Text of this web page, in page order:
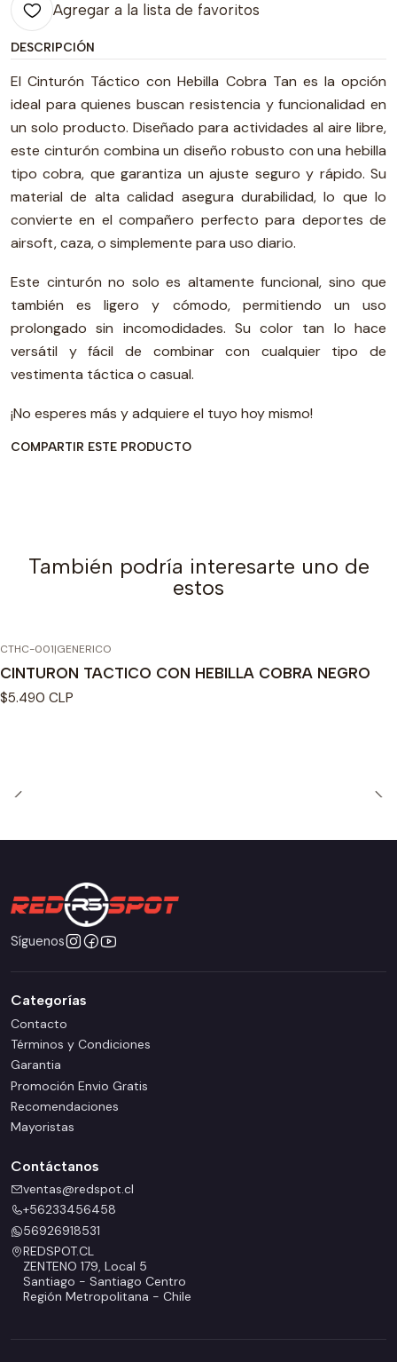
Agregar a la lista de favoritos
DESCRIPCIÓN
El Cinturón Táctico con Hebilla Cobra Tan es la opción
ideal para quienes buscan resistencia y funcionalidad en
un solo producto. Diseñado para actividades al aire libre,
este cinturón combina un diseño robusto con una hebilla
tipo cobra, que garantiza un ajuste seguro y rápido. Su
material de alta calidad asegura durabilidad, lo que lo
convierte en el compañero perfecto para deportes de
airsoft, caza, o simplemente para uso diario.
Este cinturón no solo es altamente funcional, sino que
también es ligero y cómodo, permitiendo un uso
prolongado sin incomodidades. Su color tan lo hace
versátil y fácil de combinar con cualquier tipo de
vestimenta táctica o casual.
¡No esperes más y adquiere el tuyo hoy mismo!
COMPARTIR ESTE PRODUCTO
También podría interesarte uno de
estos
CTHC-001|GENERICO
CINTURON TACTICO CON HEBILLA COBRA NEGRO
$5.490 CLP
Síguenos
Categorías
Contacto
Términos y Condiciones
Garantia
Promoción Envio Gratis
Recomendaciones
Mayoristas
Contáctanos
ventas@redspot.cl
+56233456458
56926918531
REDSPOT.CL
ZENTENO 179, Local 5
Santiago - Santiago Centro
Región Metropolitana - Chile